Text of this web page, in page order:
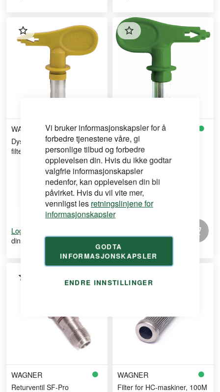
Vi bruker informasjonskapsler for å
forbedre tjenestene våre, gi
personlige tilbud og forbedre
opplevelsen din. Hvis du ikke godtar
valgfrie informasjonskapsler
nedenfor, kan opplevelsen din bli
påvirket. Hvis du vil vite mer,
vennligst les retningslinjene for
informasjonskapsler
GODTA
INFORMASJONSKAPSLER
ENDRE INNSTILLINGER
WAGNER
Dyse Tradetip 3 443 Grønt
filter
Logg inn
din pris
WAGNER
Dyse HEA Protip 417 Hvit
filter
din pris
WAGNER
Returventil SF-Pro
WAGNER
Filter for HC-maskiner, 100M